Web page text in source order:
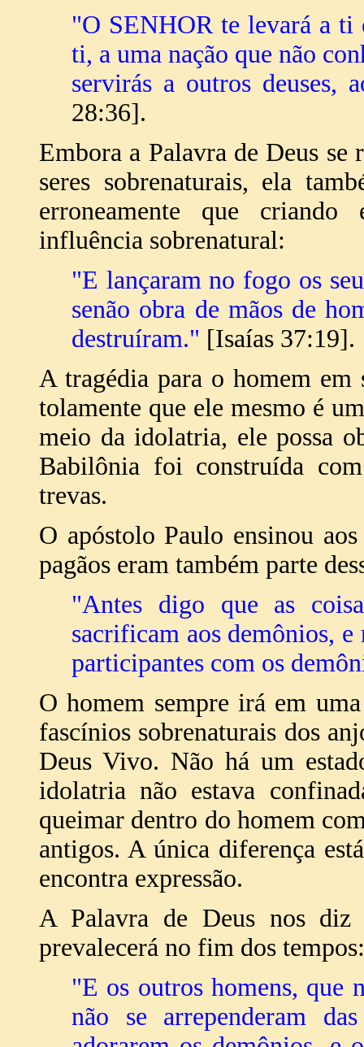
"O SENHOR te levará a ti
ti, a uma nação que não
servirás a outros deuses,
28:36].
Embora a Palavra de Deus se
seres sobrenaturais, ela
erroneamente que
influência sobrenatural:
"E lançaram no fogo os
senão obra de mãos de
destruíram." [Isaías 37:19].
A tragédia para o homem em
tolamente que ele mesmo é
meio da idolatria, ele possa
Babilônia foi construída
trevas.
O apóstolo Paulo ensinou
pagãos eram também parte
"Antes digo que as
sacrificam aos demônios, e
participantes com os
O homem sempre irá em
fascínios sobrenaturais dos
Deus Vivo. Não há um
idolatria não estava
queimar dentro do homem
antigos. A única diferença
encontra expressão.
A Palavra de Deus nos diz
prevalecerá no fim dos tempos:
"E os outros homens, que
não se arrependeram